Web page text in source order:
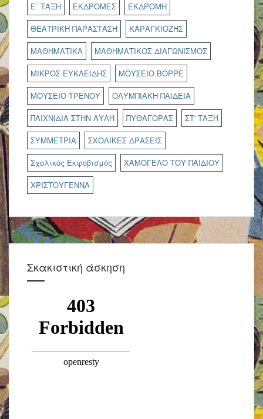
Ε΄ ΤΑΞΗ
ΕΚΔΡΟΜΕΣ
ΕΚΔΡΟΜΗ
ΘΕΑΤΡΙΚΗ ΠΑΡΑΣΤΑΣΗ
ΚΑΡΑΓΚΙΟΖΗΣ
ΜΑΘΗΜΑΤΙΚΑ
ΜΑΘΗΜΑΤΙΚΟΣ ΔΙΑΓΩΝΙΣΜΟΣ
ΜΙΚΡΟΣ ΕΥΚΛΕΙΔΗΣ
ΜΟΥΣΕΙΟ ΒΟΡΡΕ
ΜΟΥΣΕΙΟ ΤΡΕΝΟΥ
ΟΛΥΜΠΙΑΚΗ ΠΑΙΔΕΙΑ
ΠΑΙΧΝΙΔΙΑ ΣΤΗΝ ΑΥΛΗ
ΠΥΘΑΓΟΡΑΣ
ΣΤ' ΤΑΞΗ
ΣΥΜΜΕΤΡΙΑ
ΣΧΟΛΙΚΕΣ ΔΡΑΣΕΙΣ
Σχολικός Εκφοβισμός
ΧΑΜΟΓΕΛΟ ΤΟΥ ΠΑΙΔΙΟΥ
ΧΡΙΣΤΟΥΓΕΝΝΑ
Σκακιστική άσκηση